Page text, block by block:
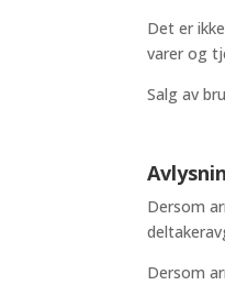
Det er
varer og
Salg av
Dersom
Dersom